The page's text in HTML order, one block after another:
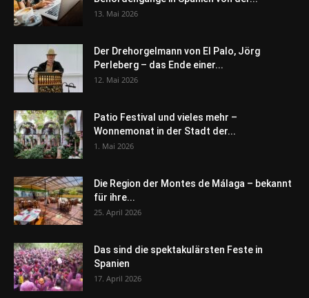
13. Mai 2026
Der Drehorgelmann von El Palo, Jörg
Perleberg – das Ende einer...
12. Mai 2026
Patio Festival und vieles mehr –
Wonnemonat in der Stadt der...
1. Mai 2026
Die Region der Montes de Málaga – bekannt
für ihre...
25. April 2026
Das sind die spektakulärsten Feste in
Spanien
17. April 2026